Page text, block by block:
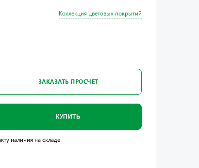
Коллекция цветовых покрытий
ЗАКАЗАТЬ ПРОСЧЕТ
КУПИТЬ
наличия на складе